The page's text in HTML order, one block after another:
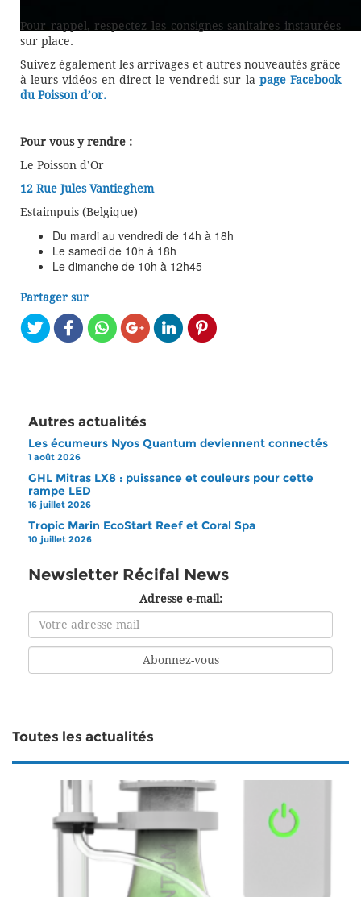
Pour rappel, respectez les consignes sanitaires instaurées
sur place.
Suivez également les arrivages et autres nouveautés grâce
à leurs vidéos en direct le vendredi sur la page Facebook
du Poisson d’or.
Pour vous y rendre :
Le Poisson d’Or
12 Rue Jules Vantieghem
Estaimpuis (Belgique)
Du mardi au vendredi de 14h à 18h
Le samedi de 10h à 18h
Le dimanche de 10h à 12h45
Partager sur
Autres actualités
Les écumeurs Nyos Quantum deviennent connectés
1 août 2026
GHL Mitras LX8 : puissance et couleurs pour cette
rampe LED
16 juillet 2026
Tropic Marin EcoStart Reef et Coral Spa
10 juillet 2026
Newsletter Récifal News
Adresse e-mail:
Toutes les actualités